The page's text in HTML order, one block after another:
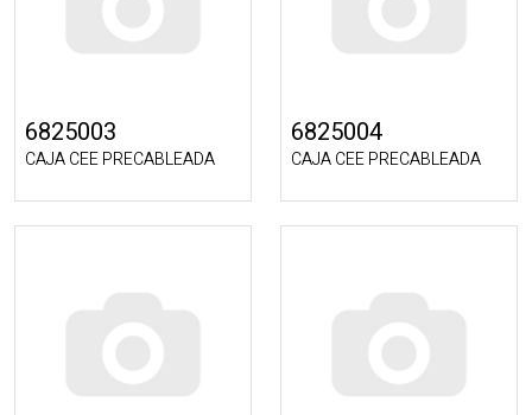
6825003
CAJA CEE PRECABLEADA
6825004
CAJA CEE PRECABLEADA